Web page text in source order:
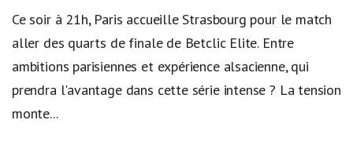
Ce soir à 21h, Paris accueille Strasbourg pour le match
aller des quarts de finale de Betclic Elite. Entre
ambitions parisiennes et expérience alsacienne, qui
prendra l'avantage dans cette série intense ? La tension
monte...